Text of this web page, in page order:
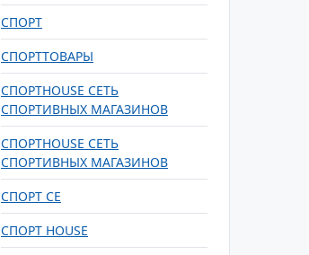
СПОРТ
СПОРТТОВАРЫ
СПОРТHOUSE СЕТЬ
СПОРТИВНЫХ МАГАЗИНОВ
СПОРТНОUSE СЕТЬ
СПОРТИВНЫХ МАГАЗИНОВ
СПОРТ СЕ
СПОРТ HOUSE